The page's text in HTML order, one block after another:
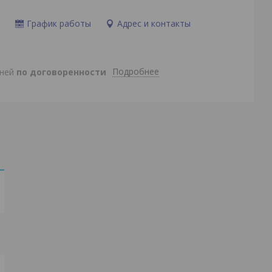
График работы Адрес и контакты
по договоренности Подробнее